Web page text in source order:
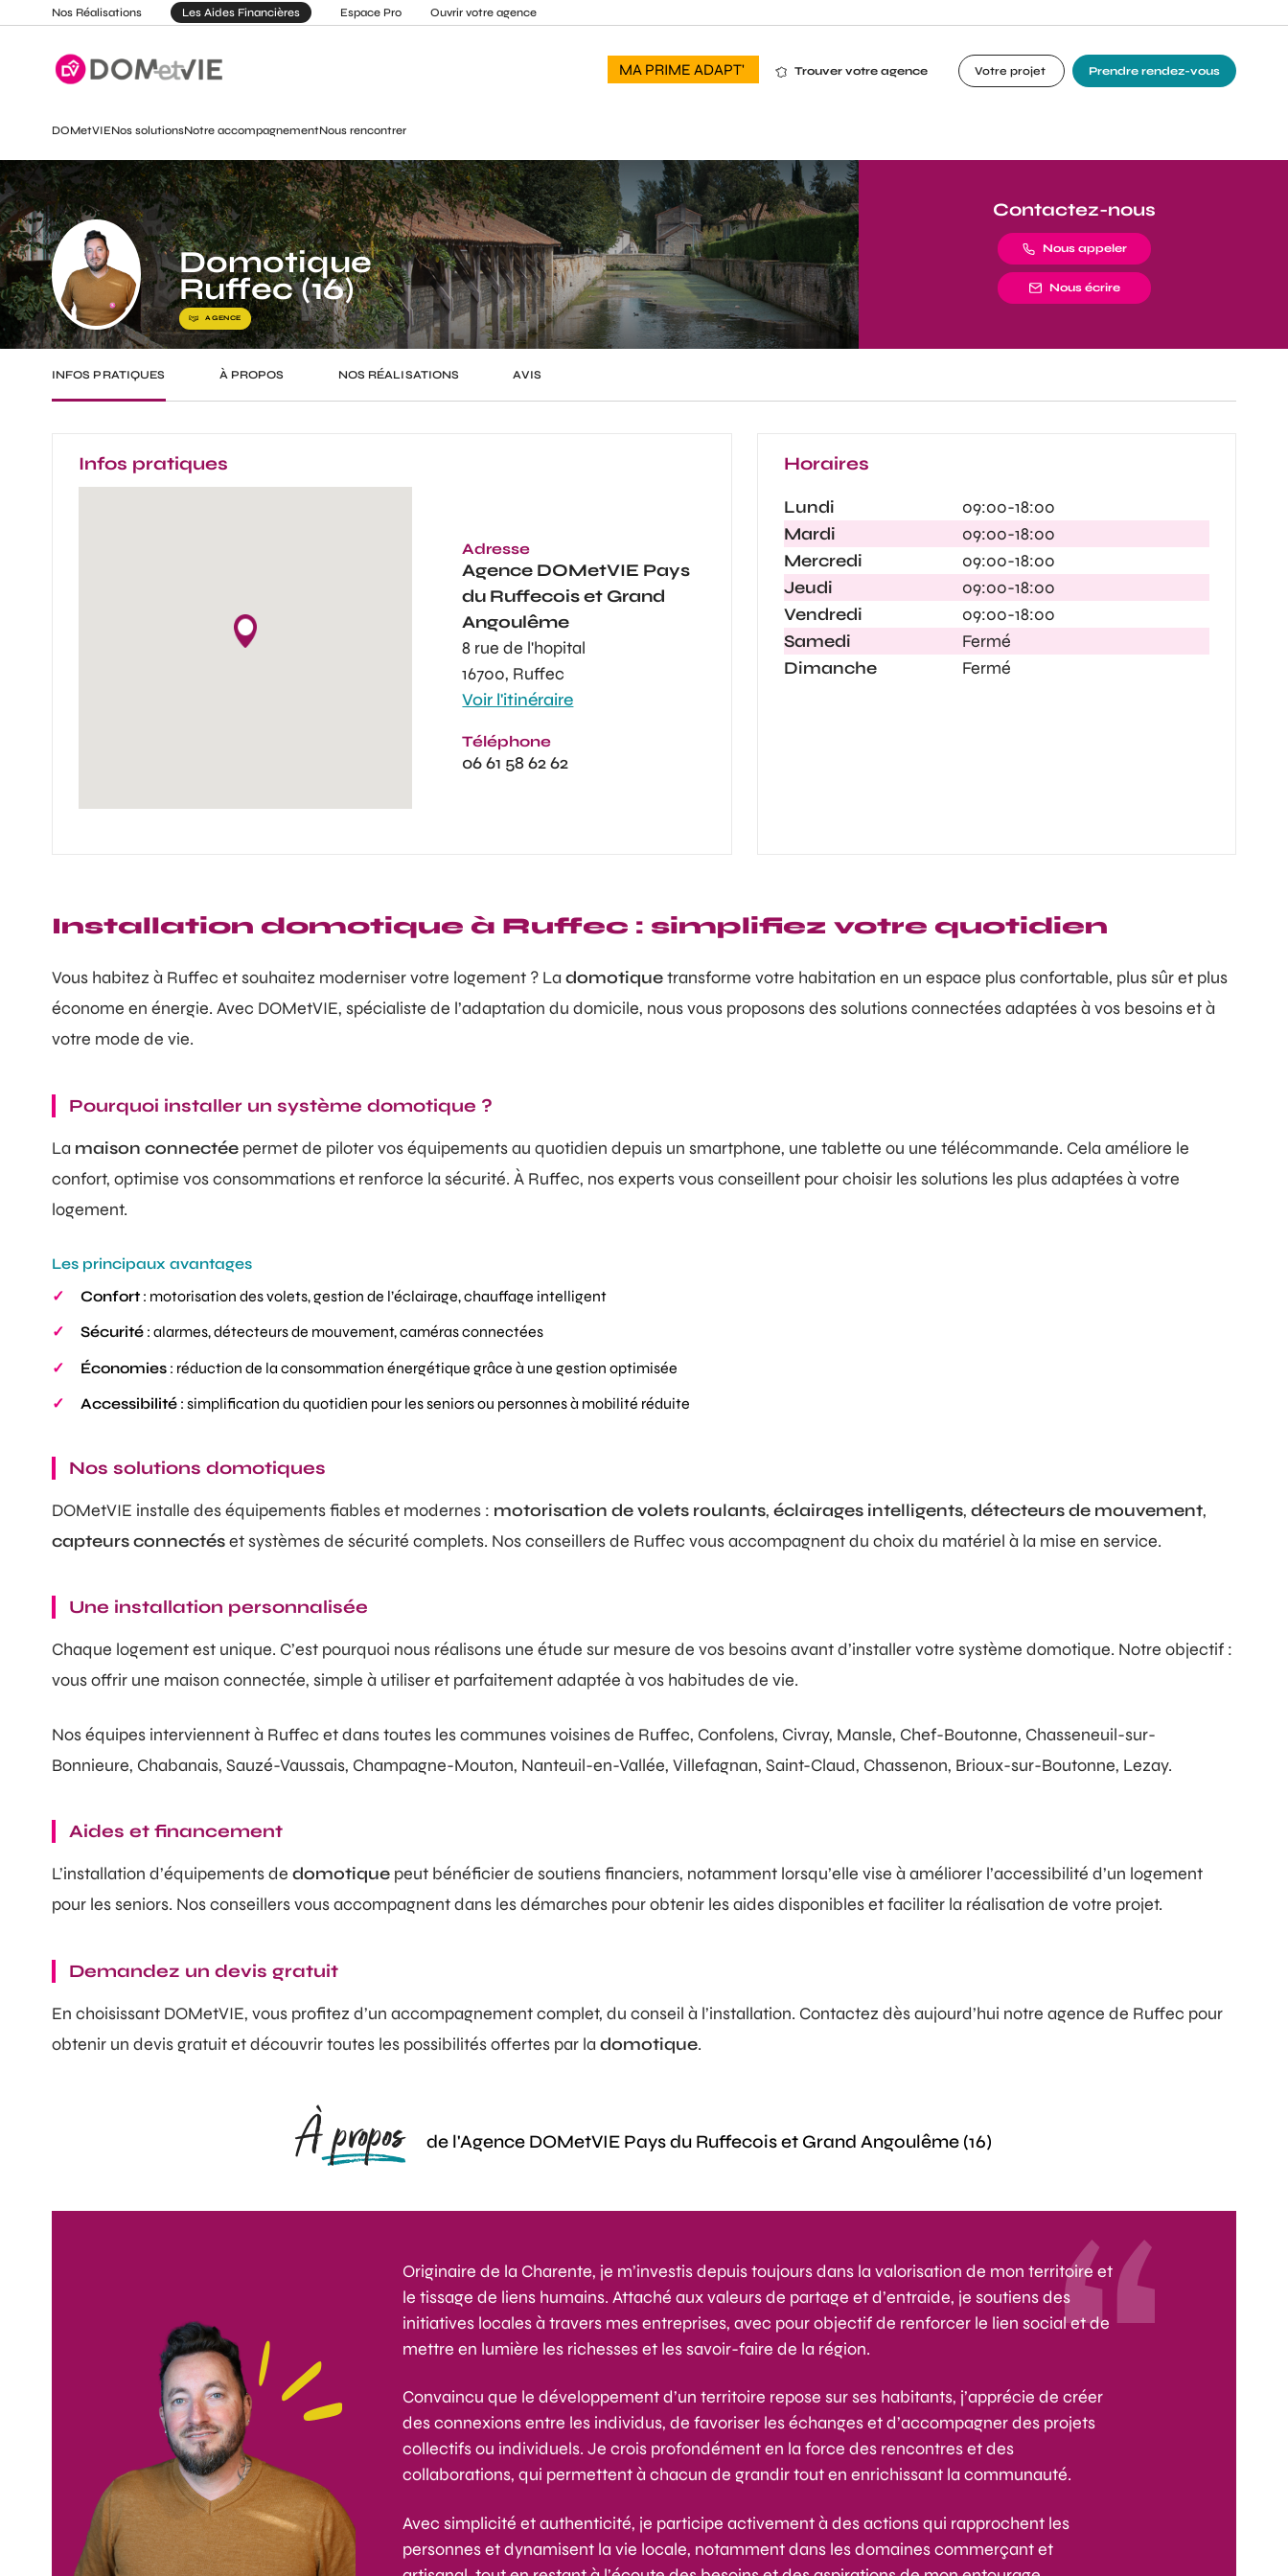
Nos Réalisations Les Aides Financières Espace Pro Ouvrir votre agence
MA PRIME ADAPT' Trouver votre agence Votre projet Prendre rendez-vous
DOMetVIENos solutionsNotre accompagnementNous rencontrer
Domotique
Ruffec (16)
AGENCE
Contactez-nous
Nous appeler
Nous écrire
INFOS PRATIQUES À PROPOS NOS RÉALISATIONS AVIS
Infos pratiques
Adresse
Agence DOMetVIE Pays
du Ruffecois et Grand
Angoulême
8 rue de l'hopital
16700, Ruffec
Voir l'itinéraire
Téléphone
06 61 58 62 62
Horaires
Lundi
09:00-18:00
Mardi
09:00-18:00
Mercredi
09:00-18:00
Jeudi
09:00-18:00
Vendredi
09:00-18:00
Samedi
Fermé
Dimanche
Fermé
Installation domotique à Ruffec : simplifiez votre quotidien
Vous habitez à Ruffec et souhaitez moderniser votre logement ? La domotiquetransforme votre habitation en un espace plus confortable, plus sûr et plus
économe en énergie. Avec DOMetVIE, spécialiste de l’adaptation du domicile, nous vous proposons des solutions connectées adaptées à vos besoins et à
votre mode de vie.
Pourquoi installer un système domotique ?
La maison connectéepermet de piloter vos équipements au quotidien depuis un smartphone, une tablette ou une télécommande. Cela améliore le
confort, optimise vos consommations et renforce la sécurité. À Ruffec, nos experts vous conseillent pour choisir les solutions les plus adaptées à votre
logement.
Les principaux avantages
Confort : motorisation des volets, gestion de l’éclairage, chauffage intelligent
Sécurité : alarmes, détecteurs de mouvement, caméras connectées
Économies : réduction de la consommation énergétique grâce à une gestion optimisée
Accessibilité : simplification du quotidien pour les seniors ou personnes à mobilité réduite
Nos solutions domotiques
DOMetVIE installe des équipements fiables et modernes : motorisation de volets roulants, éclairages intelligents, détecteurs de mouvement,
capteurs connectéset systèmes de sécurité complets. Nos conseillers de Ruffec vous accompagnent du choix du matériel à la mise en service.
Une installation personnalisée
Chaque logement est unique. C’est pourquoi nous réalisons une étude sur mesure de vos besoins avant d’installer votre système domotique. Notre objectif :
vous offrir une maison connectée, simple à utiliser et parfaitement adaptée à vos habitudes de vie.
Nos équipes interviennent à Ruffec et dans toutes les communes voisines de Ruffec, Confolens, Civray, Mansle, Chef-Boutonne, Chasseneuil-sur-
Bonnieure, Chabanais, Sauzé-Vaussais, Champagne-Mouton, Nanteuil-en-Vallée, Villefagnan, Saint-Claud, Chassenon, Brioux-sur-Boutonne, Lezay.
Aides et financement
L’installation d’équipements de domotiquepeut bénéficier de soutiens financiers, notamment lorsqu’elle vise à améliorer l’accessibilité d’un logement
pour les seniors. Nos conseillers vous accompagnent dans les démarches pour obtenir les aides disponibles et faciliter la réalisation de votre projet.
Demandez un devis gratuit
En choisissant DOMetVIE, vous profitez d’un accompagnement complet, du conseil à l’installation. Contactez dès aujourd’hui notre agence de Ruffec pour
obtenir un devis gratuit et découvrir toutes les possibilités offertes par la domotique.
À propos de l'Agence DOMetVIE Pays du Ruffecois et Grand Angoulême (16)
Originaire de la Charente, je m’investis depuis toujours dans la valorisation de mon territoire et
le tissage de liens humains. Attaché aux valeurs de partage et d’entraide, je soutiens des
initiatives locales à travers mes entreprises, avec pour objectif de renforcer le lien social et de
mettre en lumière les richesses et les savoir-faire de la région.
Convaincu que le développement d’un territoire repose sur ses habitants, j’apprécie de créer
des connexions entre les individus, de favoriser les échanges et d’accompagner des projets
collectifs ou individuels. Je crois profondément en la force des rencontres et des
collaborations, qui permettent à chacun de grandir tout en enrichissant la communauté.
Avec simplicité et authenticité, je participe activement à des actions qui rapprochent les
personnes et dynamisent la vie locale, notamment dans les domaines commerçant et